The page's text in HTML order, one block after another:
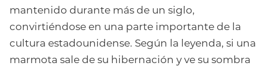
mantenido durante más de un siglo,
convirtiéndose en una parte importante de la
cultura estadounidense. Según la leyenda, si una
marmota sale de su hibernación y ve su sombra